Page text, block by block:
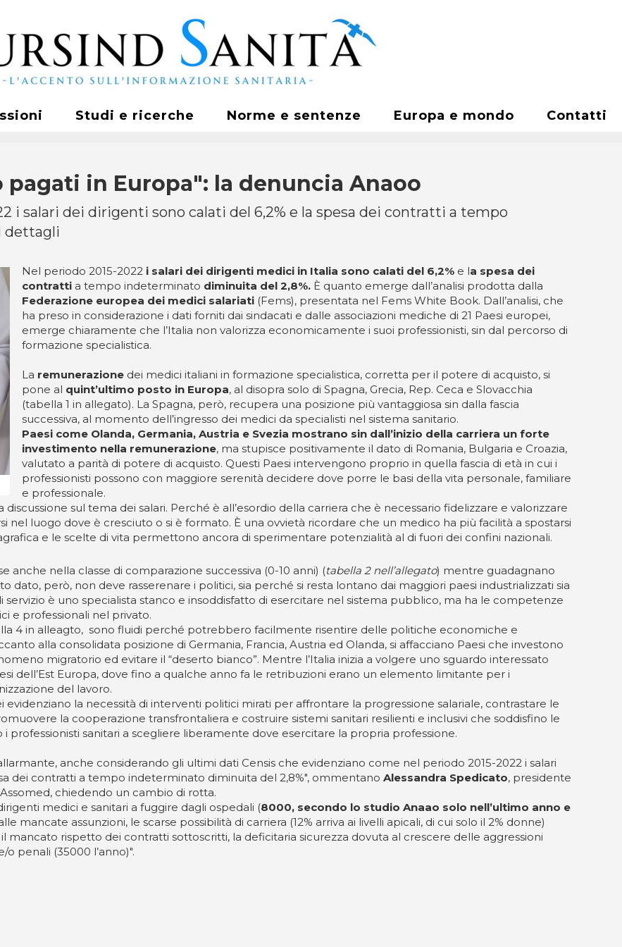
Studi e ricerche Norme e sentenze Europa e mondo Contatti
in Europa": la denuncia Anaoo
i salari dei dirigenti sono calati del 6,2% e la spesa dei contratti a tempo
dettagli
Nel periodo 2015-2022 i salari dei dirigenti medici in Italia sono calati del 6,2% e la spesa dei
contratti a tempo indeterminato diminuita del 2,8%. È quanto emerge dall’analisi prodotta dalla
Federazione europea dei medici salariati (Fems), presentata nel Fems White Book. Dall’analisi, che
ha preso in considerazione i dati forniti dai sindacati e dalle associazioni mediche di 21 Paesi europei,
emerge chiaramente che l’Italia non valorizza economicamente i suoi professionisti, sin dal percorso di
formazione specialistica.
La remunerazione dei medici italiani in formazione specialistica, corretta per il potere di acquisto, si
pone al quint’ultimo posto in Europa, al disopra solo di Spagna, Grecia, Rep. Ceca e Slovacchia
(tabella 1 in allegato). La Spagna, però, recupera una posizione più vantaggiosa sin dalla fascia
successiva, al momento dell’ingresso dei medici da specialisti nel sistema sanitario.
Paesi come Olanda, Germania, Austria e Svezia mostrano sin dall’inizio della carriera un forte
investimento nella remunerazione, ma stupisce positivamente il dato di Romania, Bulgaria e Croazia,
valutato a parità di potere di acquisto. Questi Paesi intervengono proprio in quella fascia di età in cui i
professionisti possono con maggiore serenità decidere dove porre le basi della vita personale, familiare
e professionale.
sul tema dei salari. Perché è all’esordio della carriera che è necessario fidelizzare e valorizzare
nel luogo dove è cresciuto o si è formato. È una ovvietà ricordare che un medico ha più facilità a spostarsi
e le scelte di vita permettono ancora di sperimentare potenzialità al di fuori dei confini nazionali.
nella classe di comparazione successiva (0-10 anni) (tabella 2 nell’allegato) mentre guadagnano
dato, però, non deve rasserenare i politici, sia perché si resta lontano dai maggiori paesi industrializzati sia
è uno specialista stanco e insoddisfatto di esercitare nel sistema pubblico, ma ha le competenze
e professionali nel privato.
4 in alleagto, sono fluidi perché potrebbero facilmente risentire delle politiche economiche e
alla consolidata posizione di Germania, Francia, Austria ed Olanda, si affacciano Paesi che investono
migratorio ed evitare il “deserto bianco”. Mentre l’Italia inizia a volgere uno sguardo interessato
dell’Est Europa, dove fino a qualche anno fa le retribuzioni erano un elemento limitante per i
del lavoro.
la necessità di interventi politici mirati per affrontare la progressione salariale, contrastare le
la cooperazione transfrontaliera e costruire sistemi sanitari resilienti e inclusivi che soddisfino le
professionisti sanitari a scegliere liberamente dove esercitare la propria professione.
anche considerando gli ultimi dati Censis che evidenziano come nel periodo 2015-2022 i salari
dei contratti a tempo indeterminato diminuita del 2,8%", ommentano Alessandra Spedicato, presidente
chiedendo un cambio di rotta.
medici e sanitari a fuggire dagli ospedali (8000, secondo lo studio Anaao solo nell’ultimo anno e
mancate assunzioni, le scarse possibilità di carriera (12% arriva ai livelli apicali, di cui solo il 2% donne)
rispetto dei contratti sottoscritti, la deficitaria sicurezza dovuta al crescere delle aggressioni
penali (35000 l’anno)".